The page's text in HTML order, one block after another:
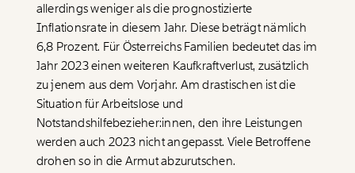
allerdings weniger als die prognostizierte
Inflationsrate in diesem Jahr. Diese beträgt nämlich
6,8 Prozent. Für Österreichs Familien bedeutet das im
Jahr 2023 einen weiteren Kaufkraftverlust, zusätzlich
zu jenem aus dem Vorjahr. Am drastischen ist die
Situation für Arbeitslose und
Notstandshilfebezieher:innen, den ihre Leistungen
werden auch 2023 nicht angepasst. Viele Betroffene
drohen so in die Armut abzurutschen.